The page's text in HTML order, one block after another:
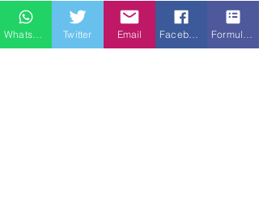
Guaidótrumpista, la cruda realidad evidencia
que Maduro mostró al mundo, que su poder
está férreamente consolidado y difícilmente
Twitter Email